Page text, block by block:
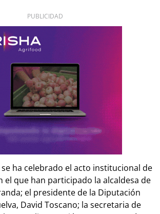
PUBLICIDAD
ha celebrado el acto institucional de
el que han participado la alcaldesa de
el presidente de la Diputación
David Toscano; la secretaria de